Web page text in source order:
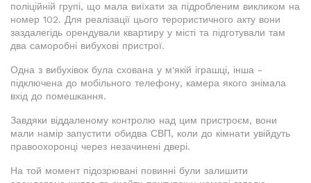
поліційній групі, що мала виїхати за підробленим викликом на
номер 102. Для реалізації цього терористичного акту вони
заздалегідь орендували квартиру у місті та підготували там
два саморобні вибухові пристрої.
Одна з вибухівок була схована у м'якій іграшці, інша -
підключена до мобільного телефону, камера якого знімала
вхід до помешкання.
Завдяки віддаленому контролю над цим пристроєм, вони
мали намір запустити обидва СВП, коли до кімнати увійдуть
правоохоронці через незачинені двері.
На той момент підозрювані повинні були залишити